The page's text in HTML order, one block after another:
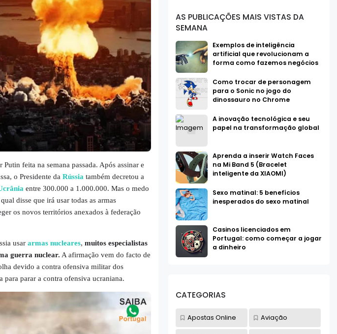
feita na semana passada. Após assinar e
o Presidente da Rússiatambém decretou a
entre 300.000 a 1.000.000. Mas o medo
disse que irá usar todas as armas
os novos territórios anexados à federação
usar armas nucleares, muitos especialistas
guerra nuclear. A afirmação vem do facto de
devido a contra ofensiva militar dos
para parar a contra ofensiva ucraniana.
AS PUBLICAÇÕES MAIS VISTAS DA
SEMANA
Exemplos de inteligência
artificial que revolucionam a
forma como fazemos negócios
Como trocar de personagem
para o Sonic no jogo do
dinossauro no Chrome
A inovação tecnológica e seu
papel na transformação global
Aprenda a inserir Watch Faces
na Mi Band 5 (Bracelet
inteligente da XIAOMI)
Sexo matinal: 5 benefícios
inesperados do sexo matinal
Casinos licenciados em
Portugal: como começar a jogar
a dinheiro
CATEGORIAS
Apostas Online Aviação